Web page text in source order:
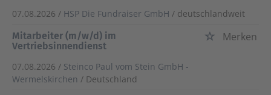
07.08.2026 / HSP Die Fundraiser GmbH / deutschlandweit
Mitarbeiter (m/w/d) im
Vertriebsinnendienst
Merken
07.08.2026 / Steinco Paul vom Stein GmbH -
Wermelskirchen / Deutschland